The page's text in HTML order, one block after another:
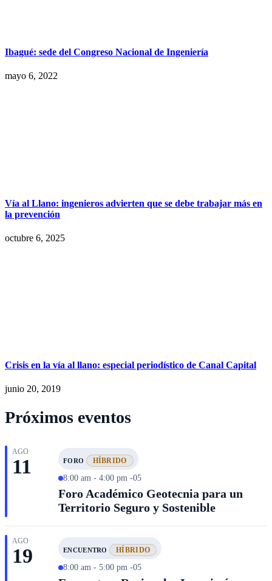
Ibagué: sede del Congreso Nacional de Ingeniería
mayo 6, 2022
Vía al Llano: ingenieros advierten que se debe trabajar más en
la prevención
octubre 6, 2025
Crisis en la vía al llano: especial periodístico de Canal Capital
junio 20, 2019
Próximos eventos
AGO
11 FORO HÍBRIDO
8:00 am - 4:00 pm -05
Foro Académico Geotecnia para un
Territorio Seguro y Sostenible
AGO
19 ENCUENTRO HÍBRIDO
8:00 am - 5:00 pm -05